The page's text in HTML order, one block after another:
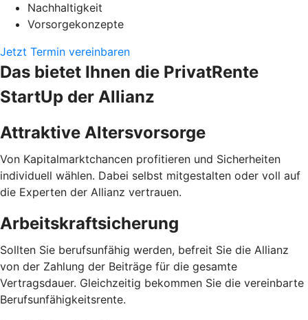
Nachhaltigkeit
Vorsorgekonzepte
Jetzt Termin vereinbaren
Das bietet Ihnen die PrivatRente
StartUp der Allianz
Attraktive Altersvorsorge
Von Kapitalmarktchancen profitieren und Sicherheiten
individuell wählen. Dabei selbst mitgestalten oder voll auf
die Experten der Allianz vertrauen.
Arbeitskraftsicherung
Sollten Sie berufsunfähig werden, befreit Sie die Allianz
von der Zahlung der Beiträge für die gesamte
Vertragsdauer. Gleichzeitig bekommen Sie die vereinbarte
Berufsunfähigkeitsrente.